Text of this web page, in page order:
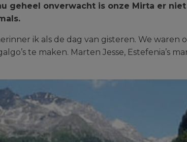
geheel onverwacht is onze Mirta er
ik als de dag van gisteren. We waren
te maken. Marten Jesse, Estefenia’s